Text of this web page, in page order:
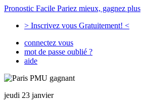
Pronostic Facile Pariez mieux, gagnez plus
> Inscrivez vous Gratuitement! <
connectez vous
mot de passe oublié ?
aide
jeudi 23 janvier